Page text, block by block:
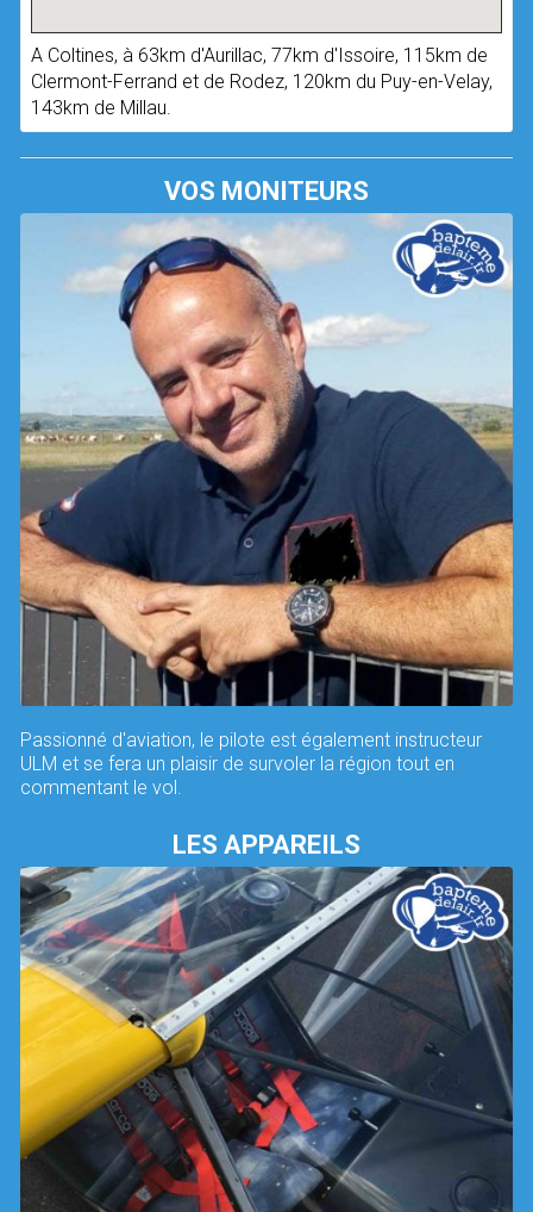
A Coltines, à 63km d'Aurillac, 77km d'Issoire, 115km de
Clermont-Ferrand et de Rodez, 120km du Puy-en-Velay,
143km de Millau.
VOS MONITEURS
Passionné d'aviation, le pilote est également instructeur
ULM et se fera un plaisir de survoler la région tout en
commentant le vol.
LES APPAREILS